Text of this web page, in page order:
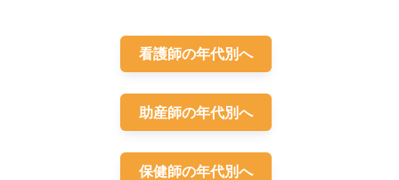
脊髄小脳変性症
看護師の年代別へ
助産師の年代別へ
保健師の年代別へ